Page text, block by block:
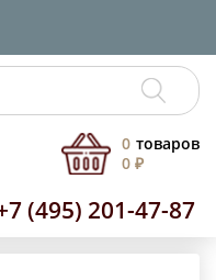
(495) 201-47-87
0 товаров
0 ₽